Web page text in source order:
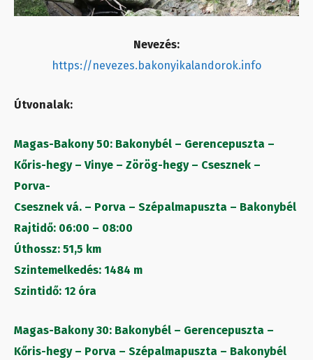
Nevezés:
https://nevezes.bakonyikalandorok.info
Útvonalak:
Magas-Bakony 50: Bakonybél – Gerencepuszta –
Kőris-hegy – Vinye – Zörög-hegy – Csesznek –
Porva-
Csesznek vá. – Porva – Szépalmapuszta – Bakonybél
Rajtidő: 06:00 – 08:00
Úthossz: 51,5 km
Szintemelkedés: 1484 m
Szintidő: 12 óra
Magas-Bakony 30: Bakonybél – Gerencepuszta –
Kőris-hegy – Porva – Szépalmapuszta – Bakonybél